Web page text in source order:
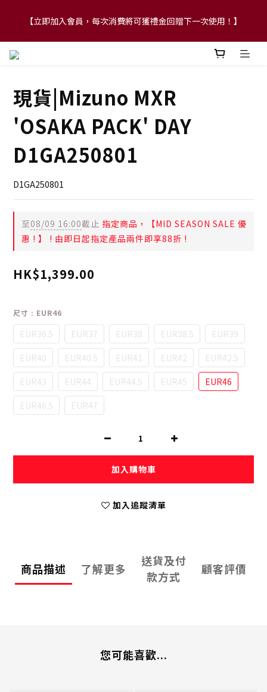
【FLASH SALE 兩件指定現貨產品即享88折】
【立即加入會員，每次消費將可獲禮金回贈下一次使用！】
【FLASH SALE 兩件指定現貨產品即享88折】
現貨|Mizuno MXR
'OSAKA PACK' DAY
D1GA250801
D1GA250801
至08/09 16:00截止 指定商品，【MID SEASON SALE 優
惠 ! 】 ! 由即日起指定產品兩件即享88折 !
HK$1,399.00
尺寸 : EUR46
EUR36.5 EUR37 EUR38 EUR38.5
EUR39
EUR40
EUR40.5 EUR41 EUR42
EUR42.5
EUR43
EUR44 EUR44.5 EUR45
EUR46
EUR46.5
EUR47
加入購物車
加入追蹤清單
商品描述 了解更多
送貨及付
款方式
顧客評價
您可能喜歡...